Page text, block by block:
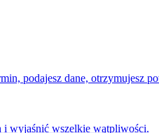
podajesz dane, otrzymujesz
i wyjaśnić wszelkie wątpliwości.